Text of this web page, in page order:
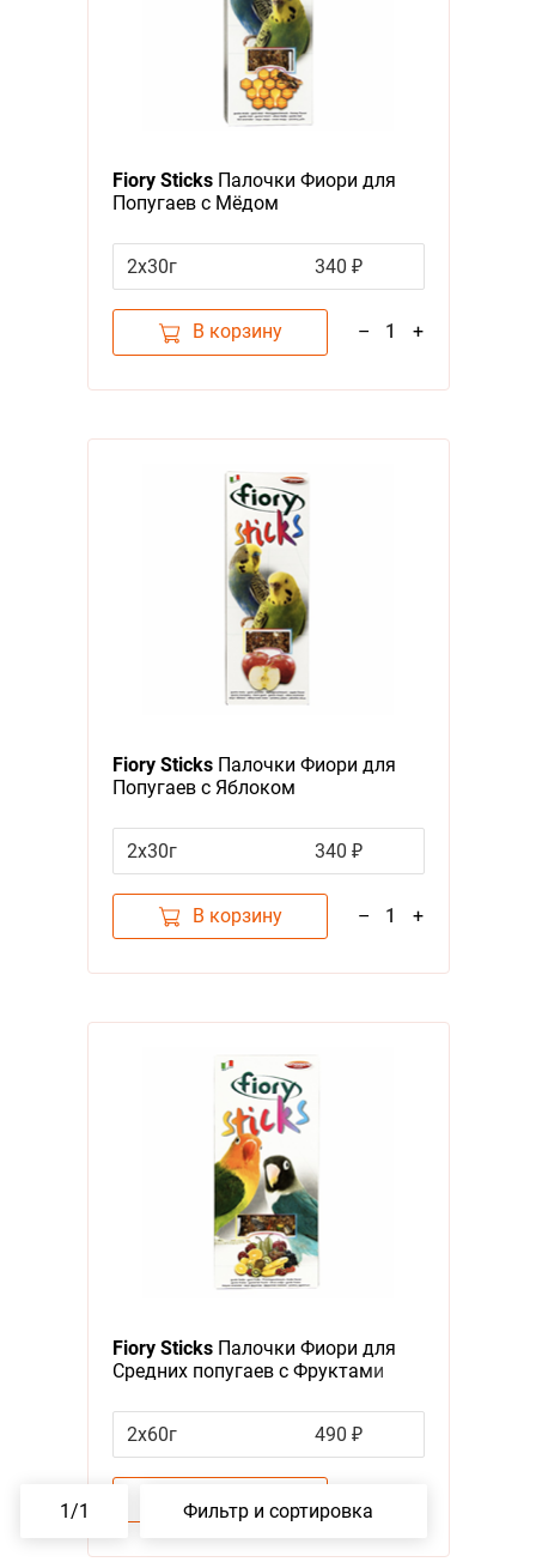
Fiory SticksПалочки Фиори для
Попугаев с Мёдом
2x30г 340 ₽
В корзину – 1 +
Fiory SticksПалочки Фиори для
Попугаев с Яблоком
2x30г 340 ₽
В корзину – 1 +
Fiory SticksПалочки Фиори для
Средних попугаев с Фруктами
2x60г 490 ₽
1/1 Фильтр и сортировка